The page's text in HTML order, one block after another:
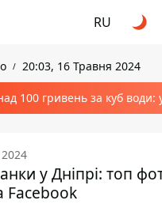
RU
20:03, 16 Травня 2024
100 гривень за куб води:
у Дніпрі: топ
Facebook